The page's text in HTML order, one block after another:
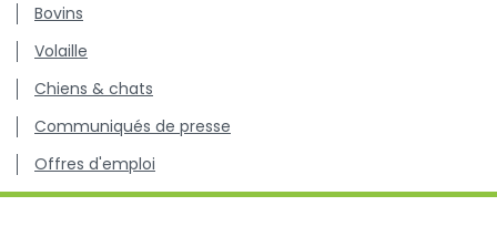
Bovins
Volaille
Chiens & chats
Communiqués de presse
Offres d'emploi